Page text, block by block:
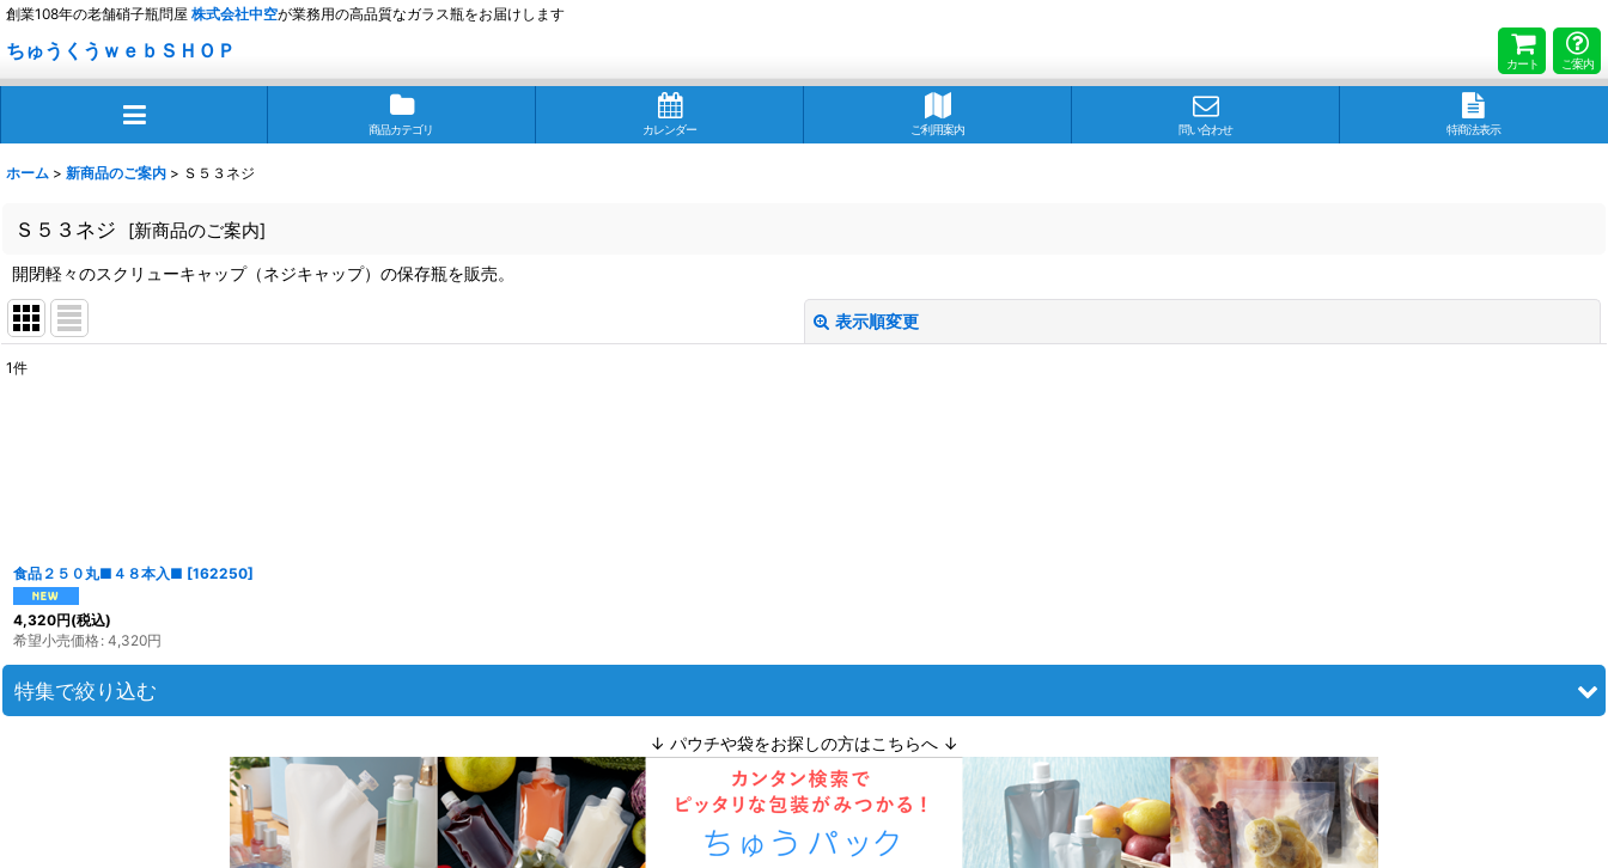
創業108年の老舗硝子瓶問屋 株式会社中空が業務用の高品質なガラス瓶をお届けします
ちゅうくうｗｅｂＳＨＯＰ
カート ご案内
商品カテゴリ カレンダー ご利用案内 問い合わせ 特商法表示
ホーム > 新商品のご案内 > Ｓ５３ネジ
Ｓ５３ネジ [新商品のご案内]
開閉軽々のスクリューキャップ（ネジキャップ）の保存瓶を販売。
表示順変更
1件
食品２５０丸■４８本入■ [162250]
4,320円(税込)
希望小売価格: 4,320円
特集で絞り込む
↓ パウチや袋をお探しの方はこちらへ ↓